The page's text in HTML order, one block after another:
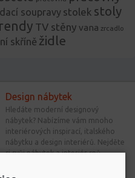
soupravy stolek stoly
TV stěny vana zrcadlo
skříně židle
Design nábytek
Hledáte moderní designový
nábytek? Nabízíme vám mnoho
interiérových inspirací, italského
nábytku a design interiérů. Nejděte
si svůj nábytek a interiér snů.